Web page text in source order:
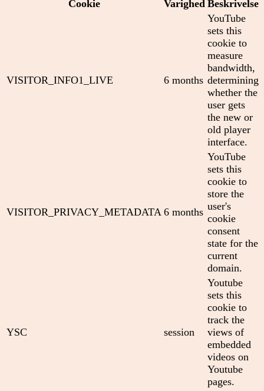
Cookie
Varighed Beskrivelse
VISITOR_INFO1_LIVE 6 months
YouTube
sets this
cookie to
measure
bandwidth,
determining
whether the
user gets
the new or
old player
interface.
VISITOR_PRIVACY_METADATA 6 months
YouTube
sets this
cookie to
store the
user's
cookie
consent
state for the
current
domain.
YSC session
Youtube
sets this
cookie to
track the
views of
embedded
videos on
Youtube
pages.